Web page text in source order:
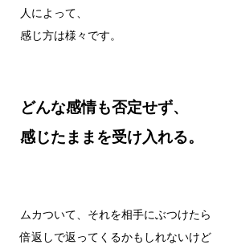
人によって、
感じ方は様々です。
どんな感情も否定せず、
感じたままを受け入れる。
ムカついて、それを相手にぶつけたら
倍返しで返ってくるかもしれないけど